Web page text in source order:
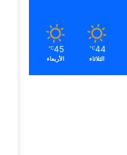
44
℃
الثلاثاء
45
℃
الأربعاء